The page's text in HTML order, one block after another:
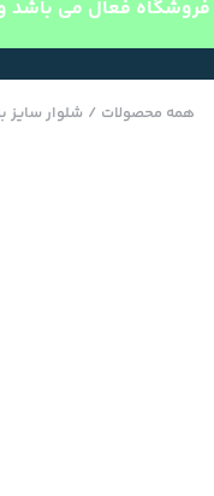
فروشگاه فعال می باشد
همه محصولات / شلوار سایز